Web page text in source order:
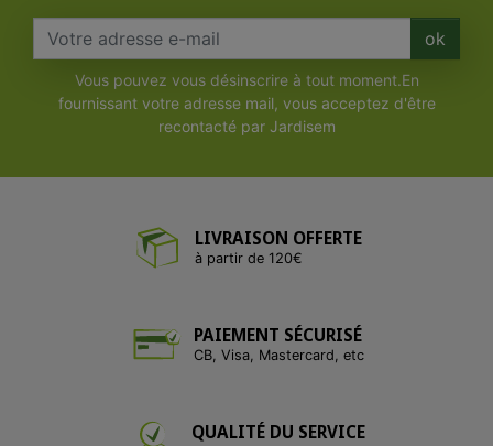
ok
Vous pouvez vous désinscrire à tout moment.En
fournissant votre adresse mail, vous acceptez d'être
recontacté par Jardisem
LIVRAISON OFFERTE
à partir de 120€
PAIEMENT SÉCURISÉ
CB, Visa, Mastercard, etc
QUALITÉ DU SERVICE